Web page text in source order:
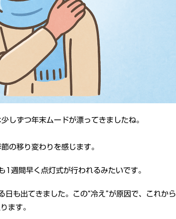
しずつ年末ムードが漂ってきましたね。
の移り変わりを感じます。
1週間早く点灯式が行われるみたいです。
日も出てきました。この“冷え”が原因で、これから
ます。